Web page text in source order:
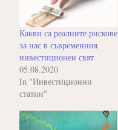
Какви са реалните рискове
за нас в съвременния
инвестиционен свят
05.08.2020
In "Инвестиционни
статии"